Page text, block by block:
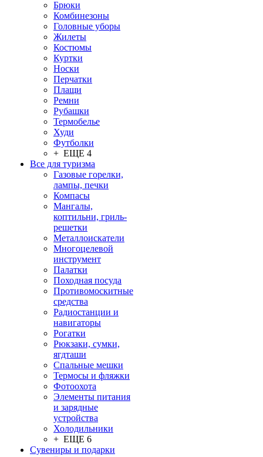
Брюки
Комбинезоны
Головные уборы
Жилеты
Костюмы
Куртки
Носки
Перчатки
Плащи
Ремни
Рубашки
Термобелье
Худи
Футболки
+ ЕЩЕ 4
Все для туризма
Газовые горелки,
лампы, печки
Компасы
Мангалы,
коптильни, гриль-
решетки
Металлоискатели
Многоцелевой
инструмент
Палатки
Походная посуда
Противомоскитные
средства
Радиостанции и
навигаторы
Рогатки
Рюкзаки, сумки,
ягдташи
Спальные мешки
Термосы и фляжки
Фотоохота
Элементы питания
и зарядные
устройства
Холодильники
+ ЕЩЕ 6
Сувениры и подарки